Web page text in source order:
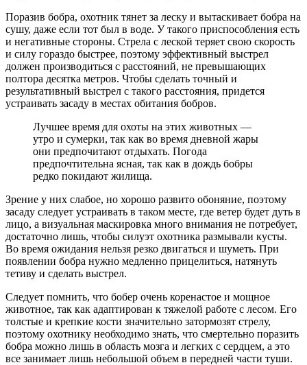
Поразив бобра, охотник тянет за леску и вытаскивает бобра на
сушу, даже если тот был в воде. У такого приспособления есть
и негативные стороны. Стрела с леской теряет свою скорость
и силу гораздо быстрее, поэтому эффективный выстрел
должен производиться с расстояний, не превышающих
полтора десятка метров. Чтобы сделать точный и
результативный выстрел с такого расстояния, придется
устраивать засаду в местах обитания бобров.
Лучшее время для охоты на этих животных —
утро и сумерки, так как во время дневной жары
они предпочитают отдыхать. Погода
предпочтительна ясная, так как в дождь бобры
редко покидают жилища.
Зрение у них слабое, но хорошо развито обоняние, поэтому
засаду следует устраивать в таком месте, где ветер будет дуть в
лицо, а визуальная маскировка много внимания не потребует,
достаточно лишь, чтобы силуэт охотника размывали кусты.
Во время ожидания нельзя резко двигаться и шуметь. При
появлении бобра нужно медленно прицелиться, натянуть
тетиву и сделать выстрел.
Следует помнить, что бобер очень коренастое и мощное
животное, так как адаптирован к тяжелой работе с лесом. Его
толстые и крепкие кости значительно затормозят стрелу,
поэтому охотнику необходимо знать, что смертельно поразить
бобра можно лишь в область мозга и легких с сердцем, а это
все занимает лишь небольшой объем в передней части туши.